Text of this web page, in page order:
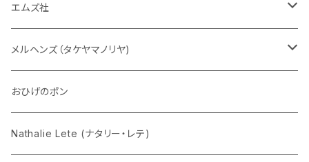
チャーミーちゃん
五型動物
Eddie パンダ
エムズ社
デコちゃん
クマちゃん
メルヘンズ（タケヤマノリヤ)
ケロペチーノ
おひげのポン
Nathalie Lete (ナタリー・レテ)